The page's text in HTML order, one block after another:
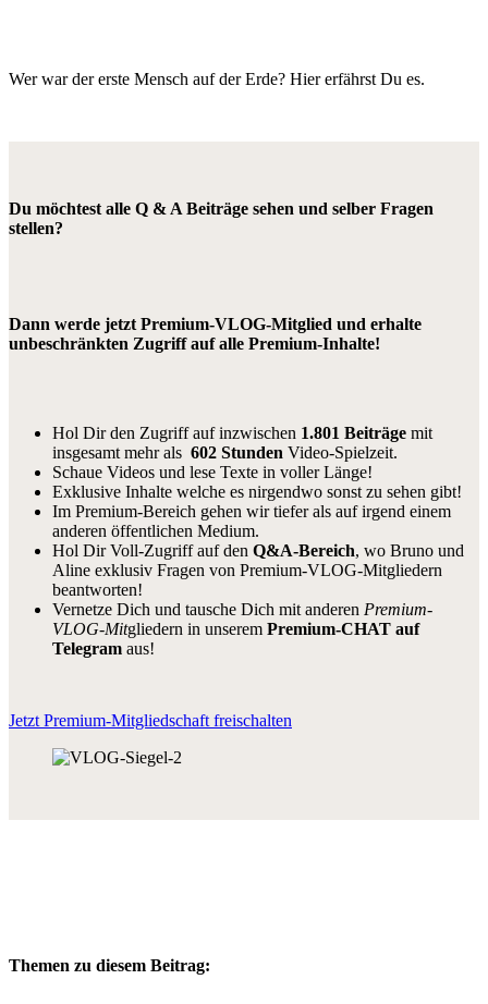
Wer war der erste Mensch auf der Erde? Hier erfährst Du es.
Du möchtest alle Q & A Beiträge sehen und selber Fragen
stellen?
Dann werde jetzt Premium-VLOG-Mitglied und erhalte
unbeschränkten Zugriff auf alle Premium-Inhalte!
Hol Dir den Zugriff auf inzwischen 1.801 Beiträge mit
insgesamt mehr als 602 Stunden Video-Spielzeit.
Schaue Videos und lese Texte in voller Länge!
Exklusive Inhalte welche es nirgendwo sonst zu sehen gibt!
Im Premium-Bereich gehen wir tiefer als auf irgend einem
anderen öffentlichen Medium.
Hol Dir Voll-Zugriff auf den Q&A-Bereich, wo Bruno und
Aline exklusiv Fragen von Premium-VLOG-Mitgliedern
beantworten!
Vernetze Dich und tausche Dich mit anderen Premium-
VLOG-Mitgliedern in unserem Premium-CHAT auf
Telegram aus!
Jetzt Premium-Mitgliedschaft freischalten
Themen zu diesem Beitrag: